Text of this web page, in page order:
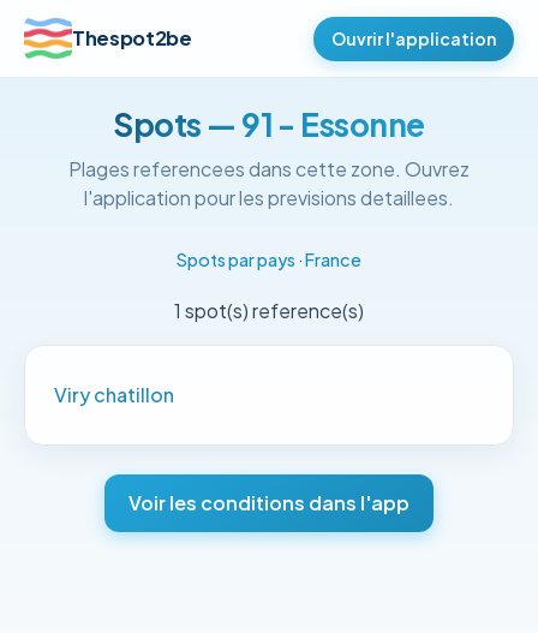
Thespot2be Ouvrir l'application
Spots — 91 - Essonne
Plages referencees dans cette zone. Ouvrez
l'application pour les previsions detaillees.
Spots par pays ·France
1 spot(s) reference(s)
Viry chatillon
Voir les conditions dans l'app